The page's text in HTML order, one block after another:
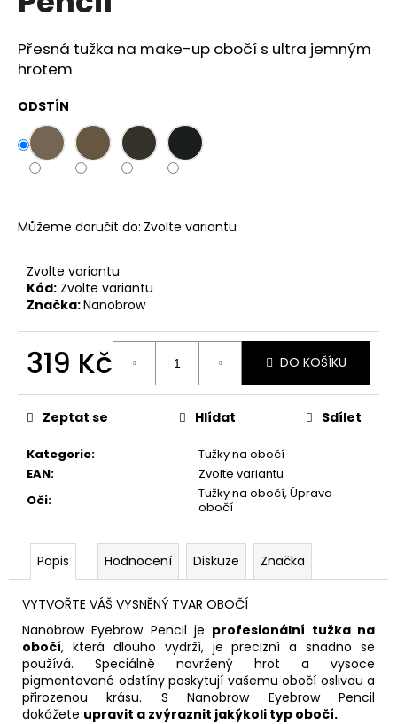
hvězdiček.
Přesná tužka na make-up obočí s ultra jemným
hrotem
ODSTÍN
Můžeme doručit do: Zvolte variantu
Zvolte variantu
Kód: Zvolte variantu
Značka:Nanobrow
319 Kč
cena:
DO KOŠÍKU
Kategorie:
Tužky na obočí
EAN:
Zvolte variantu
Oči:
Tužky na obočí, Úprava
obočí
Zeptat se Hlídat Sdílet
Popis Hodnocení Diskuze Značka
VYTVOŘTE VÁŠ VYSNĚNÝ TVAR OBOČÍ
Nanobrow Eyebrow Pencil je profesionální tužka na
obočí, která dlouho vydrží, je precizní a snadno se
používá. Speciálně navržený hrot a vysoce
pigmentované odstíny poskytují vašemu obočí oslivou a
přirozenou krásu. S Nanobrow Eyebrow Pencil
dokážete upravit a zvýraznit jakýkoli typ obočí.
j
e
m
e
SOL
DE
BODY
MIST
299
Kč